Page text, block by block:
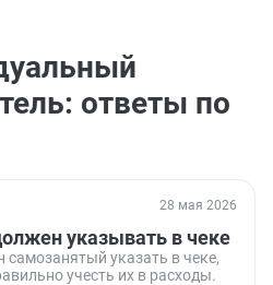
ответы по
28 мая 2026
указывать в чеке
указать в чеке,
учесть их в расходы.